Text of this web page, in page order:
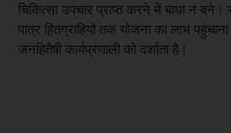
चिकित्सा उपचार प्राप्त करने में बाधा न
पात्र हितग्राहियों तक योजना का लाभ
जनहितैषी कार्यप्रणाली को दर्शाता है।